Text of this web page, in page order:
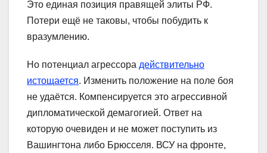
Это единая позиция правящей элиты РФ.
Потери ещё не таковы, чтобы побудить к
вразумлению.
Но потенциал агрессора действительно
истощается. Изменить положение на поле боя
не удаётся. Компенсируется это агрессивной
дипломатической демагогией. Ответ на
которую очевиден и не может поступить из
Вашингтона либо Брюсселя. ВСУ на фронте,